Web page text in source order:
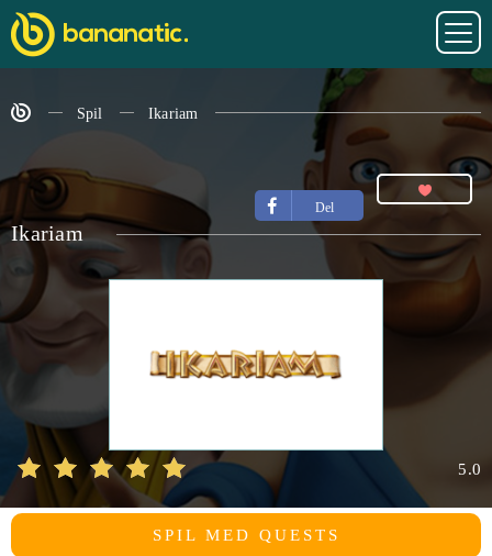
Spil Ikariam
Del
Ikariam
5.0
SPIL MED QUESTS